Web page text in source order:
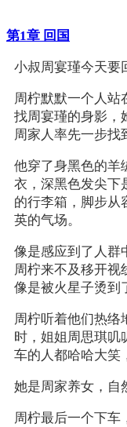
第1章 回国
小叔周宴瑾今天要
周柠默默一个人站
找周宴瑾的身影，
周家人率先一步找
他穿了身黑色的羊
衣，深黑色发尖下
的行李箱，脚步从
英的气场。
像是感应到了人群
周柠来不及移开视
像是被火星子烫到
周柠听着他们热络
时，姐姐周思琪叽
车的人都哈哈大笑
她是周家养女，自
周柠最后一个下车